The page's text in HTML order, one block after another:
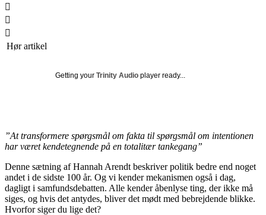
Hør artikel
Getting your Trinity Audio player ready...
”At transformere spørgsmål om fakta til spørgsmål om intentionen
har været kendetegnende på en totalitær tankegang”
Denne sætning af Hannah Arendt beskriver politik bedre end noget
andet i de sidste 100 år. Og vi kender mekanismen også i dag,
dagligt i samfundsdebatten. Alle kender åbenlyse ting, der ikke må
siges, og hvis det antydes, bliver det mødt med bebrejdende blikke.
Hvorfor siger du lige det?